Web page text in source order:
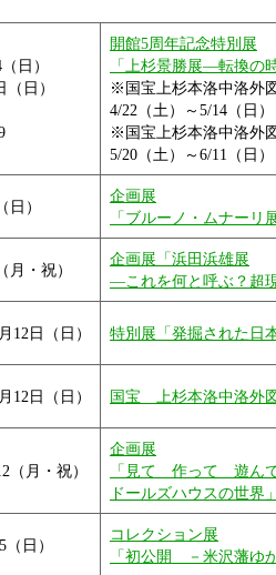
日）
日）
開館5周年記念特別展
「上杉景勝展―転換の
※国宝上杉本洛中洛外
4/22（土）～5/14（日）
※国宝上杉本洛中洛外
5/20（土）～6/11（日）
日）
企画展
「ブルーノ・ムナー
月・祝）
企画展「浜田浜雄展
―これを何と呼ぶ？超
12日（日） 特別展「発掘された日
12日（日） 国宝 上杉本洛中洛外
（月・祝）
企画展
「見て 作って 遊ん
ドールズハウスの世界」
日）
コレクション展
「初公開 －米沢藩ゆ